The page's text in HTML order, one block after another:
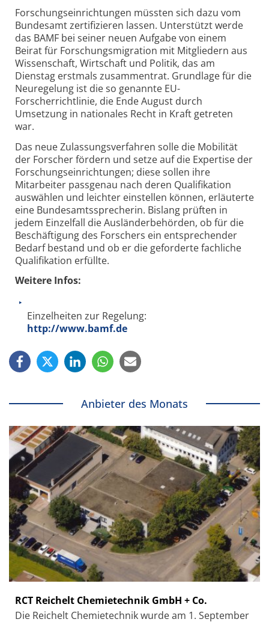
Forschungseinrichtungen müssten sich dazu vom
Bundesamt zertifizieren lassen. Unterstützt werde
das BAMF bei seiner neuen Aufgabe von einem
Beirat für Forschungsmigration mit Mitgliedern aus
Wissenschaft, Wirtschaft und Politik, das am
Dienstag erstmals zusammentrat. Grundlage für die
Neuregelung ist die so genannte EU-
Forscherrichtlinie, die Ende August durch
Umsetzung in nationales Recht in Kraft getreten
war.
Das neue Zulassungsverfahren solle die Mobilität
der Forscher fördern und setze auf die Expertise der
Forschungseinrichtungen; diese sollen ihre
Mitarbeiter passgenau nach deren Qualifikation
auswählen und leichter einstellen können, erläuterte
eine Bundesamtssprecherin. Bislang prüften in
jedem Einzelfall die Ausländerbehörden, ob für die
Beschäftigung des Forschers ein entsprechender
Bedarf bestand und ob er die geforderte fachliche
Qualifikation erfüllte.
Weitere Infos:
Einzelheiten zur Regelung:
http://www.bamf.de
Anbieter des Monats
RCT Reichelt Chemietechnik GmbH + Co.
Die Reichelt Chemietechnik wurde am 1. September